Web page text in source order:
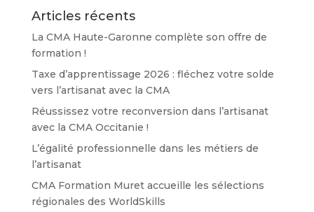
Articles récents
La CMA Haute-Garonne complète son offre de
formation !
Taxe d’apprentissage 2026 : fléchez votre solde
vers l’artisanat avec la CMA
Réussissez votre reconversion dans l’artisanat
avec la CMA Occitanie !
L’égalité professionnelle dans les métiers de
l’artisanat
CMA Formation Muret accueille les sélections
régionales des WorldSkills